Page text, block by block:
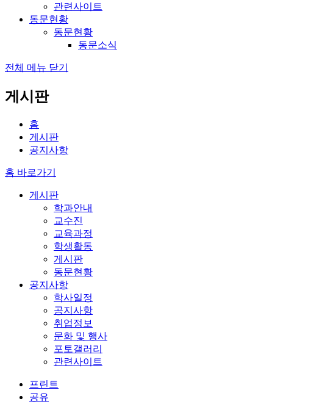
관련사이트
동문현황
동문현황
동문소식
전체 메뉴 닫기
게시판
홈
게시판
공지사항
홈 바로가기
게시판
학과안내
교수진
교육과정
학생활동
게시판
동문현황
공지사항
학사일정
공지사항
취업정보
문화 및 행사
포토갤러리
관련사이트
프린트
공유